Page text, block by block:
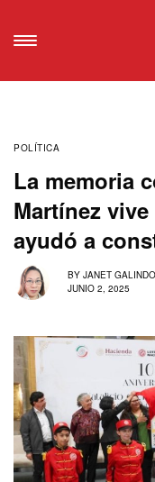
POLÍTICA
La memoria
Martínez
ayudó a
BY JANET GALINDO
JUNIO 2, 2025